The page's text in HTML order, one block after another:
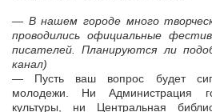
— В нашем городе много
проводились официальные
писателей. Планируются ли
канал)
— Пусть ваш вопрос будет
молодежи. Ни Администрация
культуры, ни Центральная